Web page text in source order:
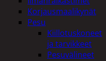
Korjausmaalikynät
Pesu
Kiillotuskoneet
ja tarvikkeet
Pesuvälineet